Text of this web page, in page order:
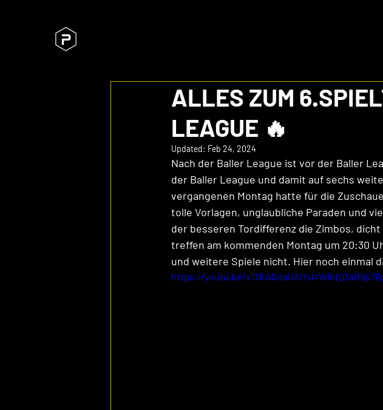
ALLES ZUM
LEAGUE 🔥
Updated: Feb 24, 2024
Nach der Baller League ist vor der Baller
der Baller League und damit auf sechs
vergangenen Montag hatte für die
tolle Vorlagen, unglaubliche Paraden und
der besseren Tordifferenz die Zimbos,
treffen am kommenden Montag um 20:30
und weitere Spiele nicht. Hier noch einmal
https://youtu.be/